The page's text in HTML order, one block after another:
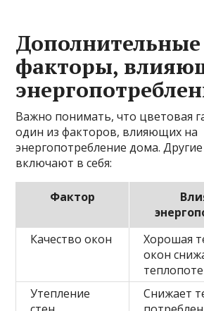
Дополнительные
факторы,
Важно понимать, что цветовая
один из факторов, влияющих на
энергопотребление дома.
включают в себя:
Фактор
Качество окон
Хорошая
окон
Утепление
Снижает